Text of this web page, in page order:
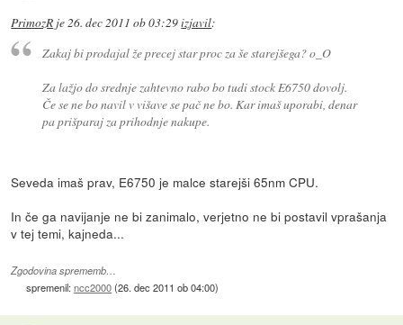
PrimozR je26. dec 2011 ob 03:29izjavil:
Zakaj bi prodajal že precej star proc za še starejšega? o_O
Za lažjo do srednje zahtevno rabo bo tudi stock E6750 dovolj.
Če se ne bo navil v višave se pač ne bo. Kar imaš uporabi, denar
pa prišparaj za prihodnje nakupe.
Seveda imaš prav, E6750 je malce starejši 65nm CPU.
In če ga navijanje ne bi zanimalo, verjetno ne bi postavil vprašanja
v tej temi, kajneda...
Zgodovina sprememb…
spremenil:ncc2000(26. dec 2011 ob 04:00)